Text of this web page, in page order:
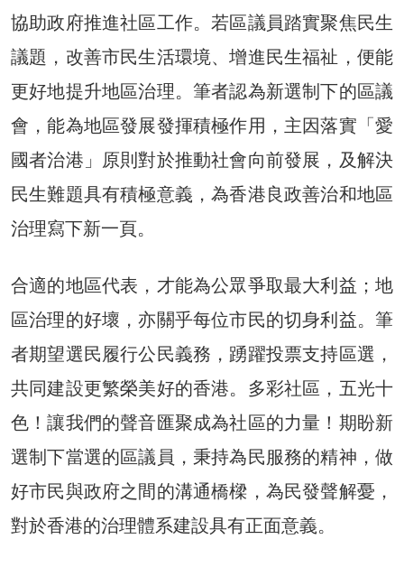
協助政府推進社區工作。若區議員踏實聚焦民生
議題，改善市民生活環境、增進民生福祉，便能
更好地提升地區治理。筆者認為新選制下的區議
會，能為地區發展發揮積極作用，主因落實「愛
國者治港」原則對於推動社會向前發展，及解決
民生難題具有積極意義，為香港良政善治和地區
治理寫下新一頁。
合適的地區代表，才能為公眾爭取最大利益；地
區治理的好壞，亦關乎每位市民的切身利益。筆
者期望選民履行公民義務，踴躍投票支持區選，
共同建設更繁榮美好的香港。多彩社區，五光十
色！讓我們的聲音匯聚成為社區的力量！期盼新
選制下當選的區議員，秉持為民服務的精神，做
好市民與政府之間的溝通橋樑，為民發聲解憂，
對於香港的治理體系建設具有正面意義。